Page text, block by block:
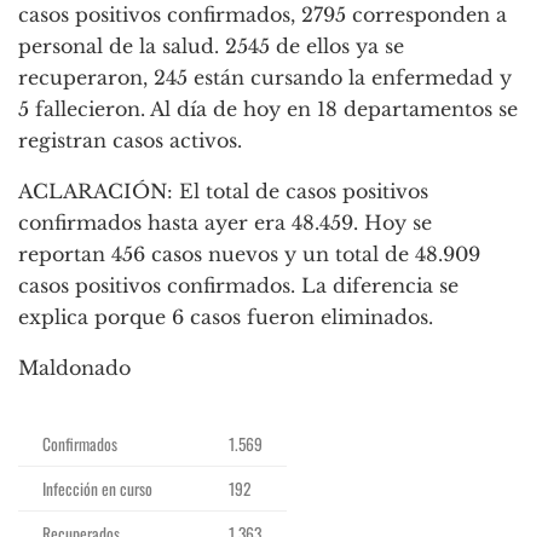
casos positivos confirmados, 2795 corresponden a
personal de la salud. 2545 de ellos ya se
recuperaron, 245 están cursando la enfermedad y
5 fallecieron. Al día de hoy en 18 departamentos se
registran casos activos.
ACLARACIÓN: El total de casos positivos
confirmados hasta ayer era 48.459. Hoy se
reportan 456 casos nuevos y un total de 48.909
casos positivos confirmados. La diferencia se
explica porque 6 casos fueron eliminados.
Maldonado
Confirmados
1.569
Infección en curso
192